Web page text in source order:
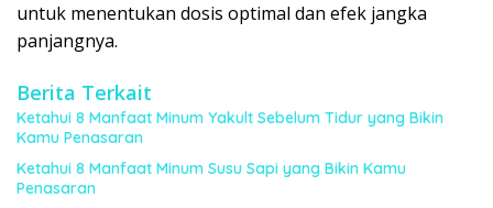
untuk menentukan dosis optimal dan efek jangka
panjangnya.
Berita Terkait
Ketahui 8 Manfaat Minum Yakult Sebelum Tidur yang Bikin
Kamu Penasaran
Ketahui 8 Manfaat Minum Susu Sapi yang Bikin Kamu
Penasaran